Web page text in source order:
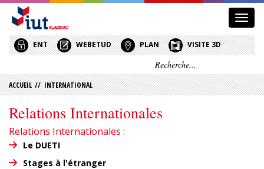
le
menu
ENT WEBETUD PLAN VISITE 3D
ACCUEIL // INTERNATIONAL
Relations Internationales
Relations Internationales :
Le DUETI
Stages à l'étranger